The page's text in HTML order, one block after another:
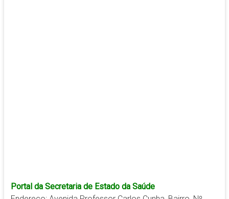
Portal da Secretaria de Estado da Saúde